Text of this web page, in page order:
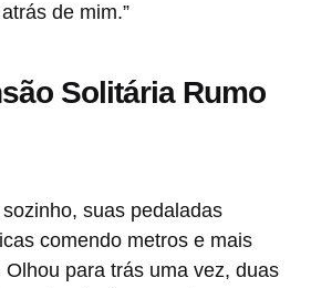
de mim.”
Solitária Rumo
suas pedaladas
comendo metros e mais
para trás uma vez, duas